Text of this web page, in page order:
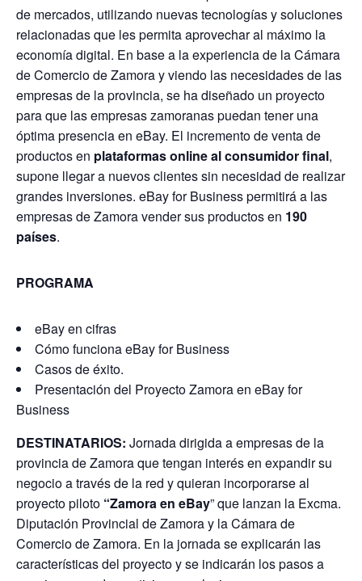
de mercados, utilizando nuevas tecnologías y soluciones
relacionadas que les permita aprovechar al máximo la
economía digital. En base a la experiencia de la Cámara
de Comercio de Zamora y viendo las necesidades de las
empresas de la provincia, se ha diseñado un proyecto
para que las empresas zamoranas puedan tener una
óptima presencia en eBay. El incremento de venta de
productos en plataformas online al consumidor final,
supone llegar a nuevos clientes sin necesidad de realizar
grandes inversiones. eBay for Business permitirá a las
empresas de Zamora vender sus productos en 190
países.
PROGRAMA
eBay en cifras
Cómo funciona eBay for Business
Casos de éxito.
Presentación del Proyecto Zamora en eBay for
Business
DESTINATARIOS: Jornada dirigida a empresas de la
provincia de Zamora que tengan interés en expandir su
negocio a través de la red y quieran incorporarse al
proyecto piloto “Zamora en eBay” que lanzan la Excma.
Diputación Provincial de Zamora y la Cámara de
Comercio de Zamora. En la jornada se explicarán las
características del proyecto y se indicarán los pasos a